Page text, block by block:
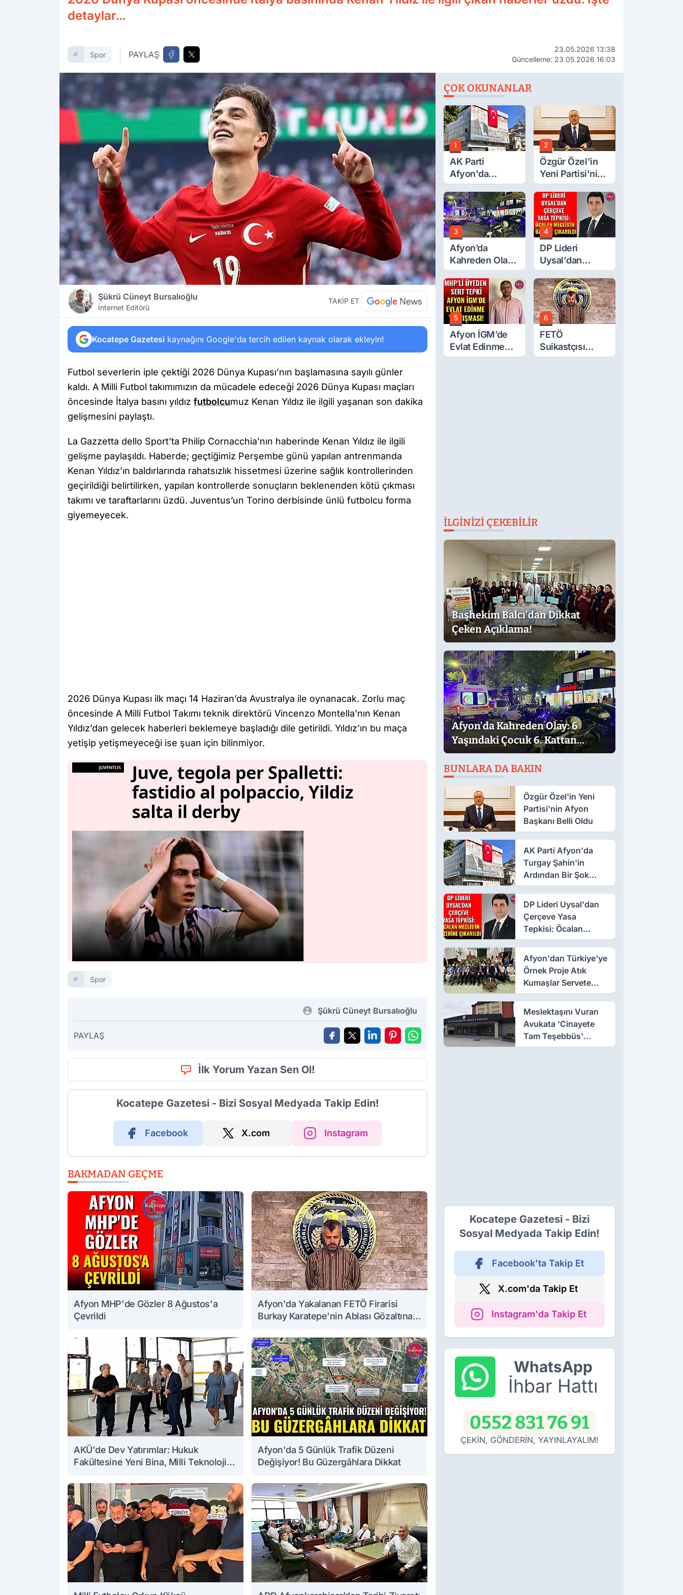
detaylar…
Spor PAYLAŞ
23.05.2026 13:38
Güncelleme: 23.05.2026 16:03
Şükrü Cüneyt Bursalıoğlu
İnternet Editörü
TAKİP ET
Kocatepe Gazetesi kaynağını Google'da tercih edilen kaynak olarak ekleyin!
Futbol severlerin iple çektiği 2026 Dünya Kupası’nın başlamasına sayılı günler
kaldı. A Milli Futbol takımımızın da mücadele edeceği 2026 Dünya Kupası maçları
öncesinde İtalya basını yıldız futbolcumuz Kenan Yıldız ile ilgili yaşanan son dakika
gelişmesini paylaştı.
La Gazzetta dello Sport’ta Philip Cornacchia’nın haberinde Kenan Yıldız ile ilgili
gelişme paylaşıldı. Haberde; geçtiğimiz Perşembe günü yapılan antrenmanda
Kenan Yıldız’ın baldırlarında rahatsızlık hissetmesi üzerine sağlık kontrollerinden
geçirildiği belirtilirken, yapılan kontrollerde sonuçların beklenenden kötü çıkması
takımı ve taraftarlarını üzdü. Juventus’un Torino derbisinde ünlü futbolcu forma
giyemeyecek.
2026 Dünya Kupası ilk maçı 14 Haziran’da Avustralya ile oynanacak. Zorlu maç
öncesinde A Milli Futbol Takımı teknik direktörü Vincenzo Montella'nın Kenan
Yıldız’dan gelecek haberleri beklemeye başladığı dile getirildi. Yıldız’ın bu maça
yetişip yetişmeyeceği ise şuan için bilinmiyor.
Spor
Şükrü Cüneyt Bursalıoğlu
PAYLAŞ
İlk Yorum Yazan Sen Ol!
Kocatepe Gazetesi - Bizi Sosyal Medyada Takip Edin!
Facebook X.com Instagram
BAKMADAN GEÇME
Afyon MHP'de Gözler 8 Ağustos'a
Çevrildi
Afyon'da Yakalanan FETÖ Firarisi
Burkay Karatepe'nin Ablası Gözaltına
AKÜ'de Dev Yatırımlar: Hukuk
Fakültesine Yeni Bina, Milli Teknoloji
Afyon'da 5 Günlük Trafik Düzeni
Değişiyor! Bu Güzergâhlara Dikkat
ÇOK OKUNANLAR
1
AK Parti
Afyon'da
Turgay Şahin'in
Ardından Bir
Şok Daha!
2
Özgür Özel'in
Yeni Partisi'nin
Afyon Başkanı
Belli Oldu
3
Afyon’da
Kahreden Olay:
6 Yaşındaki
Çocuk 6. Kattan
Düştü
4
DP Lideri
Uysal'dan
Çerçeve Yasa
Tepkisi: Öcalan
Meclis'in
Üzerine Çıkarıldı
5
Afyon İGM’de
Evlat Edinme
Tartışması!
6
FETÖ
Suikastçısı
Burkay
İLGINIZI ÇEKEBILIR
Başhekim Balcı'dan Dikkat
Çeken Açıklama!
Afyon’da Kahreden Olay: 6
Yaşındaki Çocuk 6. Kattan
Düştü
BUNLARA DA BAKIN
Özgür Özel'in Yeni
Partisi'nin Afyon
Başkanı Belli Oldu
AK Parti Afyon'da
Turgay Şahin'in
Ardından Bir Şok
Daha!
DP Lideri Uysal'dan
Çerçeve Yasa
Tepkisi: Öcalan
Meclis'in Üzerine
Çıkarıldı
Afyon'dan Türkiye'ye
Örnek Proje Atık
Kumaşlar Servete
Dönüştü!
Meslektaşını Vuran
Avukata 'Cinayete
Tam Teşebbüs'
Suçlaması
Kocatepe Gazetesi - Bizi
Sosyal Medyada Takip Edin!
Facebook'ta Takip Et
X.com'da Takip Et
Instagram'da Takip Et
WhatsApp
İhbar Hattı
0552 831 76 91
ÇEKİN, GÖNDERİN, YAYINLAYALIM!